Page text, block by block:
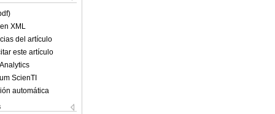
XML
del artículo
este artículo
ScienTI
automática